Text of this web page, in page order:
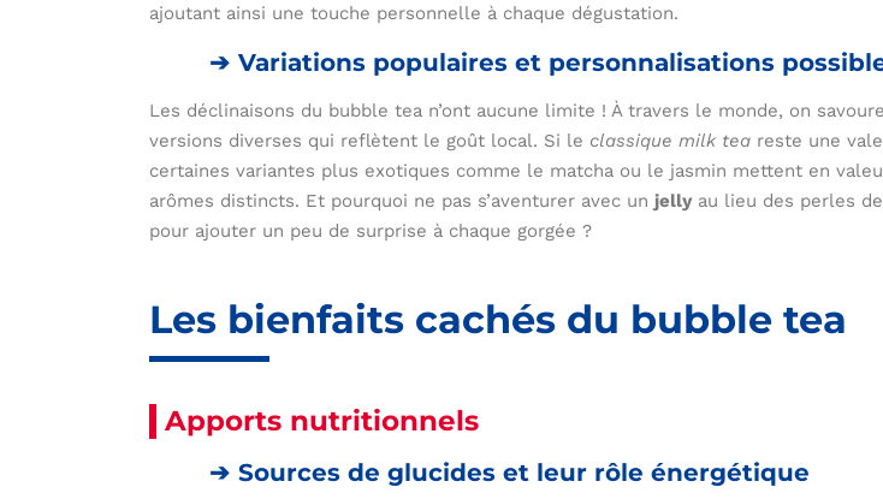
ajoutant ainsi une touche personnelle à chaque dégustation.
Variations populaires et personnalisations
Les déclinaisons du bubble tea n’ont aucune limite ! À travers le monde, on
versions diverses qui reflètent le goût local. Si le classique milk tea reste une
certaines variantes plus exotiques comme le matcha ou le jasmin mettent en
arômes distincts. Et pourquoi ne pas s’aventurer avec unjellyau lieu des perles
pour ajouter un peu de surprise à chaque gorgée ?
Les bienfaits cachés du bubble tea
Apports nutritionnels
Sources de glucides et leur rôle énergétique